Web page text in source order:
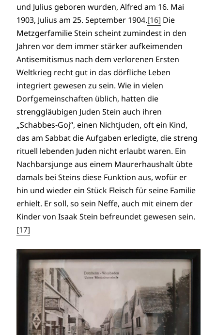
und Julius geboren wurden, Alfred am 16. Mai
1903, Julius am 25. September 1904.[16] Die
Metzgerfamilie Stein scheint zumindest in den
Jahren vor dem immer stärker aufkeimenden
Antisemitismus nach dem verlorenen Ersten
Weltkrieg recht gut in das dörfliche Leben
integriert gewesen zu sein. Wie in vielen
Dorfgemeinschaften üblich, hatten die
strenggläubigen Juden Stein auch ihren
„Schabbes-Goj“, einen Nichtjuden, oft ein Kind,
das am Sabbat die Aufgaben erledigte, die streng
rituell lebenden Juden nicht erlaubt waren. Ein
Nachbarsjunge aus einem Maurerhaushalt übte
damals bei Steins diese Funktion aus, wofür er
hin und wieder ein Stück Fleisch für seine Familie
erhielt. Er soll, so sein Neffe, auch mit einem der
Kinder von Isaak Stein befreundet gewesen sein.
[17]